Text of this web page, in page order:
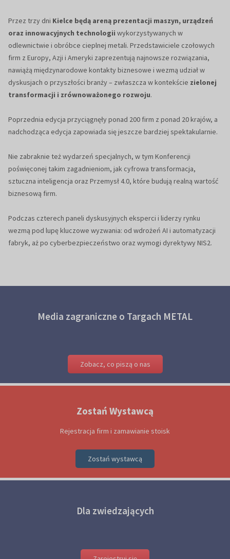
Przez trzy dni Kielce będą areną prezentacji maszyn, urządzeń
oraz innowacyjnych technologii wykorzystywanych w
odlewnictwie i obróbce cieplnej metali. Przedstawiciele czołowych
firm z Europy, Azji i Ameryki zaprezentują najnowsze rozwiązania,
nawiążą międzynarodowe kontakty biznesowe i wezmą udział w
dyskusjach o przyszłości branży – zwłaszcza w kontekście zielonej
transformacji i zrównoważonego rozwoju.
Poprzednia edycja przyciągnęły ponad 200 firm z ponad 20 krajów, a
nadchodząca edycja zapowiada się jeszcze bardziej spektakularnie.
Nie zabraknie też wydarzeń specjalnych, w tym Konferencji
poświęconej takim zagadnieniom, jak cyfrowa transformacja,
sztuczna inteligencja oraz Przemysł 4.0, które budują realną wartość
biznesową firm.
Podczas czterech paneli dyskusyjnych eksperci i liderzy rynku
wezmą pod lupę kluczowe wyzwania: od wdrożeń AI i automatyzacji
fabryk, aż po cyberbezpieczeństwo oraz wymogi dyrektywy NIS2.
Media zagraniczne o Targach METAL
Zobacz, co piszą o nas
Zostań Wystawcą
Rejestracja firm i zamawianie stoisk
Zostań wystawcą
Dla zwiedzających